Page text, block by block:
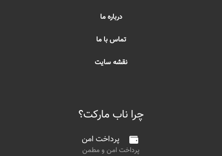
درباره ما
تماس با ما
نقشه سایت
چرا ناب مارکت؟
پرداخت امن
پرداخت امن و مطمن